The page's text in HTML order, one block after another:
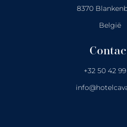
8370
België
+32 50 42